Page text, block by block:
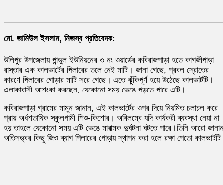
মো. জামিউল ইসলাম, নিজস্ব প্রতিবেদক:
উলিপুর উপজেলায় পান্ডুল ইউনিয়নের ৩ নং ওয়ার্ডের কবিরাজপাড়া হতে কাগজীপাড়া
রাস্তার এক কালভার্টের পিলারের তলে নেই মাটি। জানা গেছে, প্রবল স্রোতের
কারণে পিলারের গোড়ার মাটি সরে গেছে। এতে ঝুঁকিপূর্ণ হয়ে উঠেছে কালভার্টটি।
এলাকাবাসী আশংকা করছেন, যেকোনো সময় ভেঙে পড়তে পারে এটি।
কবিরাজপাড়া গ্রামের মামুন জানান, এই কালভার্টের ওপর দিয়ে নিয়মিত চলাচল করে
প্রায় অর্ধশতাধিক স্কুলগামী শিশু-কিশোর। অবিলম্বে যদি কার্যকরী ব্যবস্থা নেয়া না
হয় তাহলে যেকোনো সময় এটি ভেঙে মারাত্মক দুর্ঘটনা ঘটতে পারে।তিনি আরো
অতিসত্ত্বর কিছু জিও ব্যাগ পিলারের গোড়ায় স্থাপন করা হলে রক্ষা পেতো